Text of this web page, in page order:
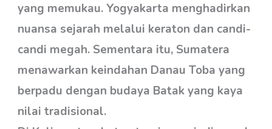
yang memukau. Yogyakarta menghadirkan
nuansa sejarah melalui keraton dan candi-
candi megah. Sementara itu, Sumatera
menawarkan keindahan Danau Toba yang
berpadu dengan budaya Batak yang kaya
nilai tradisional.